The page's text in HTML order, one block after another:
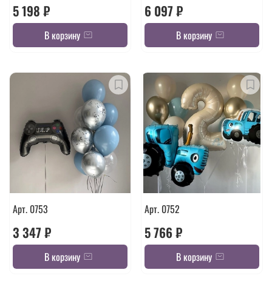
5 198 ₽
В корзину
6 097 ₽
В корзину
Арт. 0753
3 347 ₽
В корзину
Арт. 0752
5 766 ₽
В корзину